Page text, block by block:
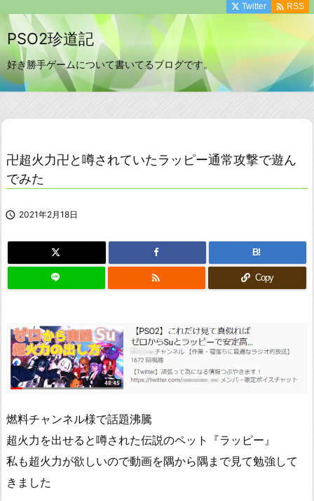
PSO2珍道記
好き勝手ゲームについて書いてるブログです。
Twitter  RSS
卍超火力卍と噂されていたラッピー通常攻撃で遊ん
でみた
 2021年2月18日
B!
 Copy
燃料チャンネル様で話題沸騰
超火力を出せると噂された伝説のペット『ラッピー』
私も超火力が欲しいので動画を隅から隅まで見て勉強して
きました